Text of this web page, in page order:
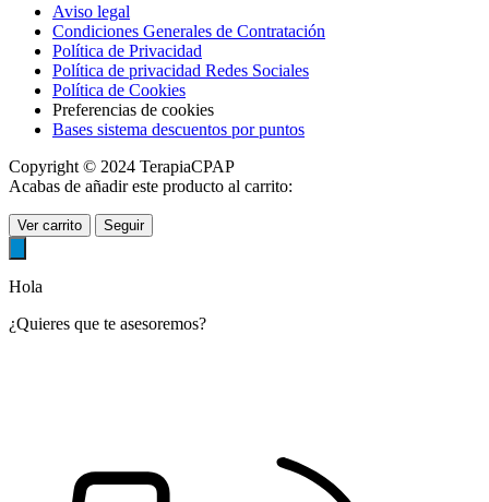
Aviso legal
Condiciones Generales de Contratación
Política de Privacidad
Política de privacidad Redes Sociales
Política de Cookies
Preferencias de cookies
Bases sistema descuentos por puntos
Copyright © 2024 TerapiaCPAP
Acabas de añadir este producto al carrito:
Ver carrito Seguir
Hola
¿Quieres que te asesoremos?